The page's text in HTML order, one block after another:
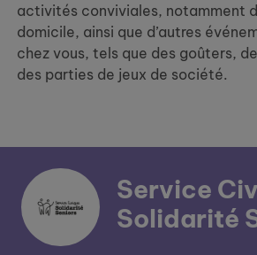
activités conviviales, notamment
domicile, ainsi que d’autres
chez vous, tels que des goûters,
des parties de jeux de société.
Service
Solidarité